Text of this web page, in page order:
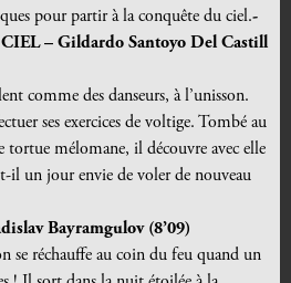
pour partir à la conquête du ciel.-
– Gildardo Santoyo Del Castill
comme des danseurs, à l’unisson.
ses exercices de voltige. Tombé au
tortue mélomane, il découvre avec elle
il un jour envie de voler de nouveau
Bayramgulov (8’09)
se réchauffe au coin du feu quand un